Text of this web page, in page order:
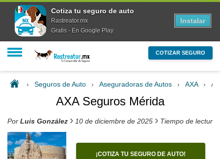
COTIZAR SEGURO
› Seguros de Auto › Aseguradoras de Autos › AXA ›
AXA Seguros Mérida
Por Luis González › 10 de diciembre de 2025 › Tiempo de lectura
¡COTIZA TU SEGURO DE AUTO!
Cotiza tu seguro de auto
Rastreator.mx
Gratis - En Google Play
Instalar